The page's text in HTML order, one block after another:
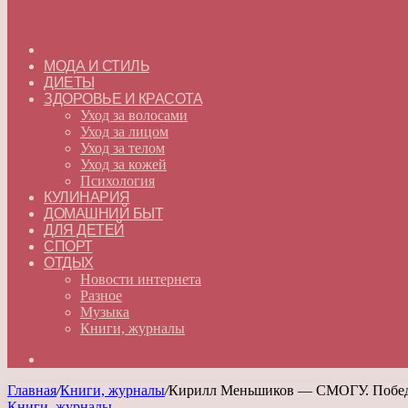
МОДА И СТИЛЬ
ДИЕТЫ
ЗДОРОВЬЕ И КРАСОТА
Уход за волосами
Уход за лицом
Уход за телом
Уход за кожей
Психология
КУЛИНАРИЯ
ДОМАШНИЙ БЫТ
ДЛЯ ДЕТЕЙ
СПОРТ
ОТДЫХ
Новости интернета
Разное
Музыка
Книги, журналы
Главная/Книги, журналы/Кирилл Меньшиков — СМОГУ.